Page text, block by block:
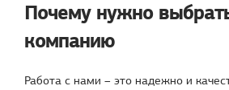
Почему нужно
компанию
Работа с нами – это надежно и